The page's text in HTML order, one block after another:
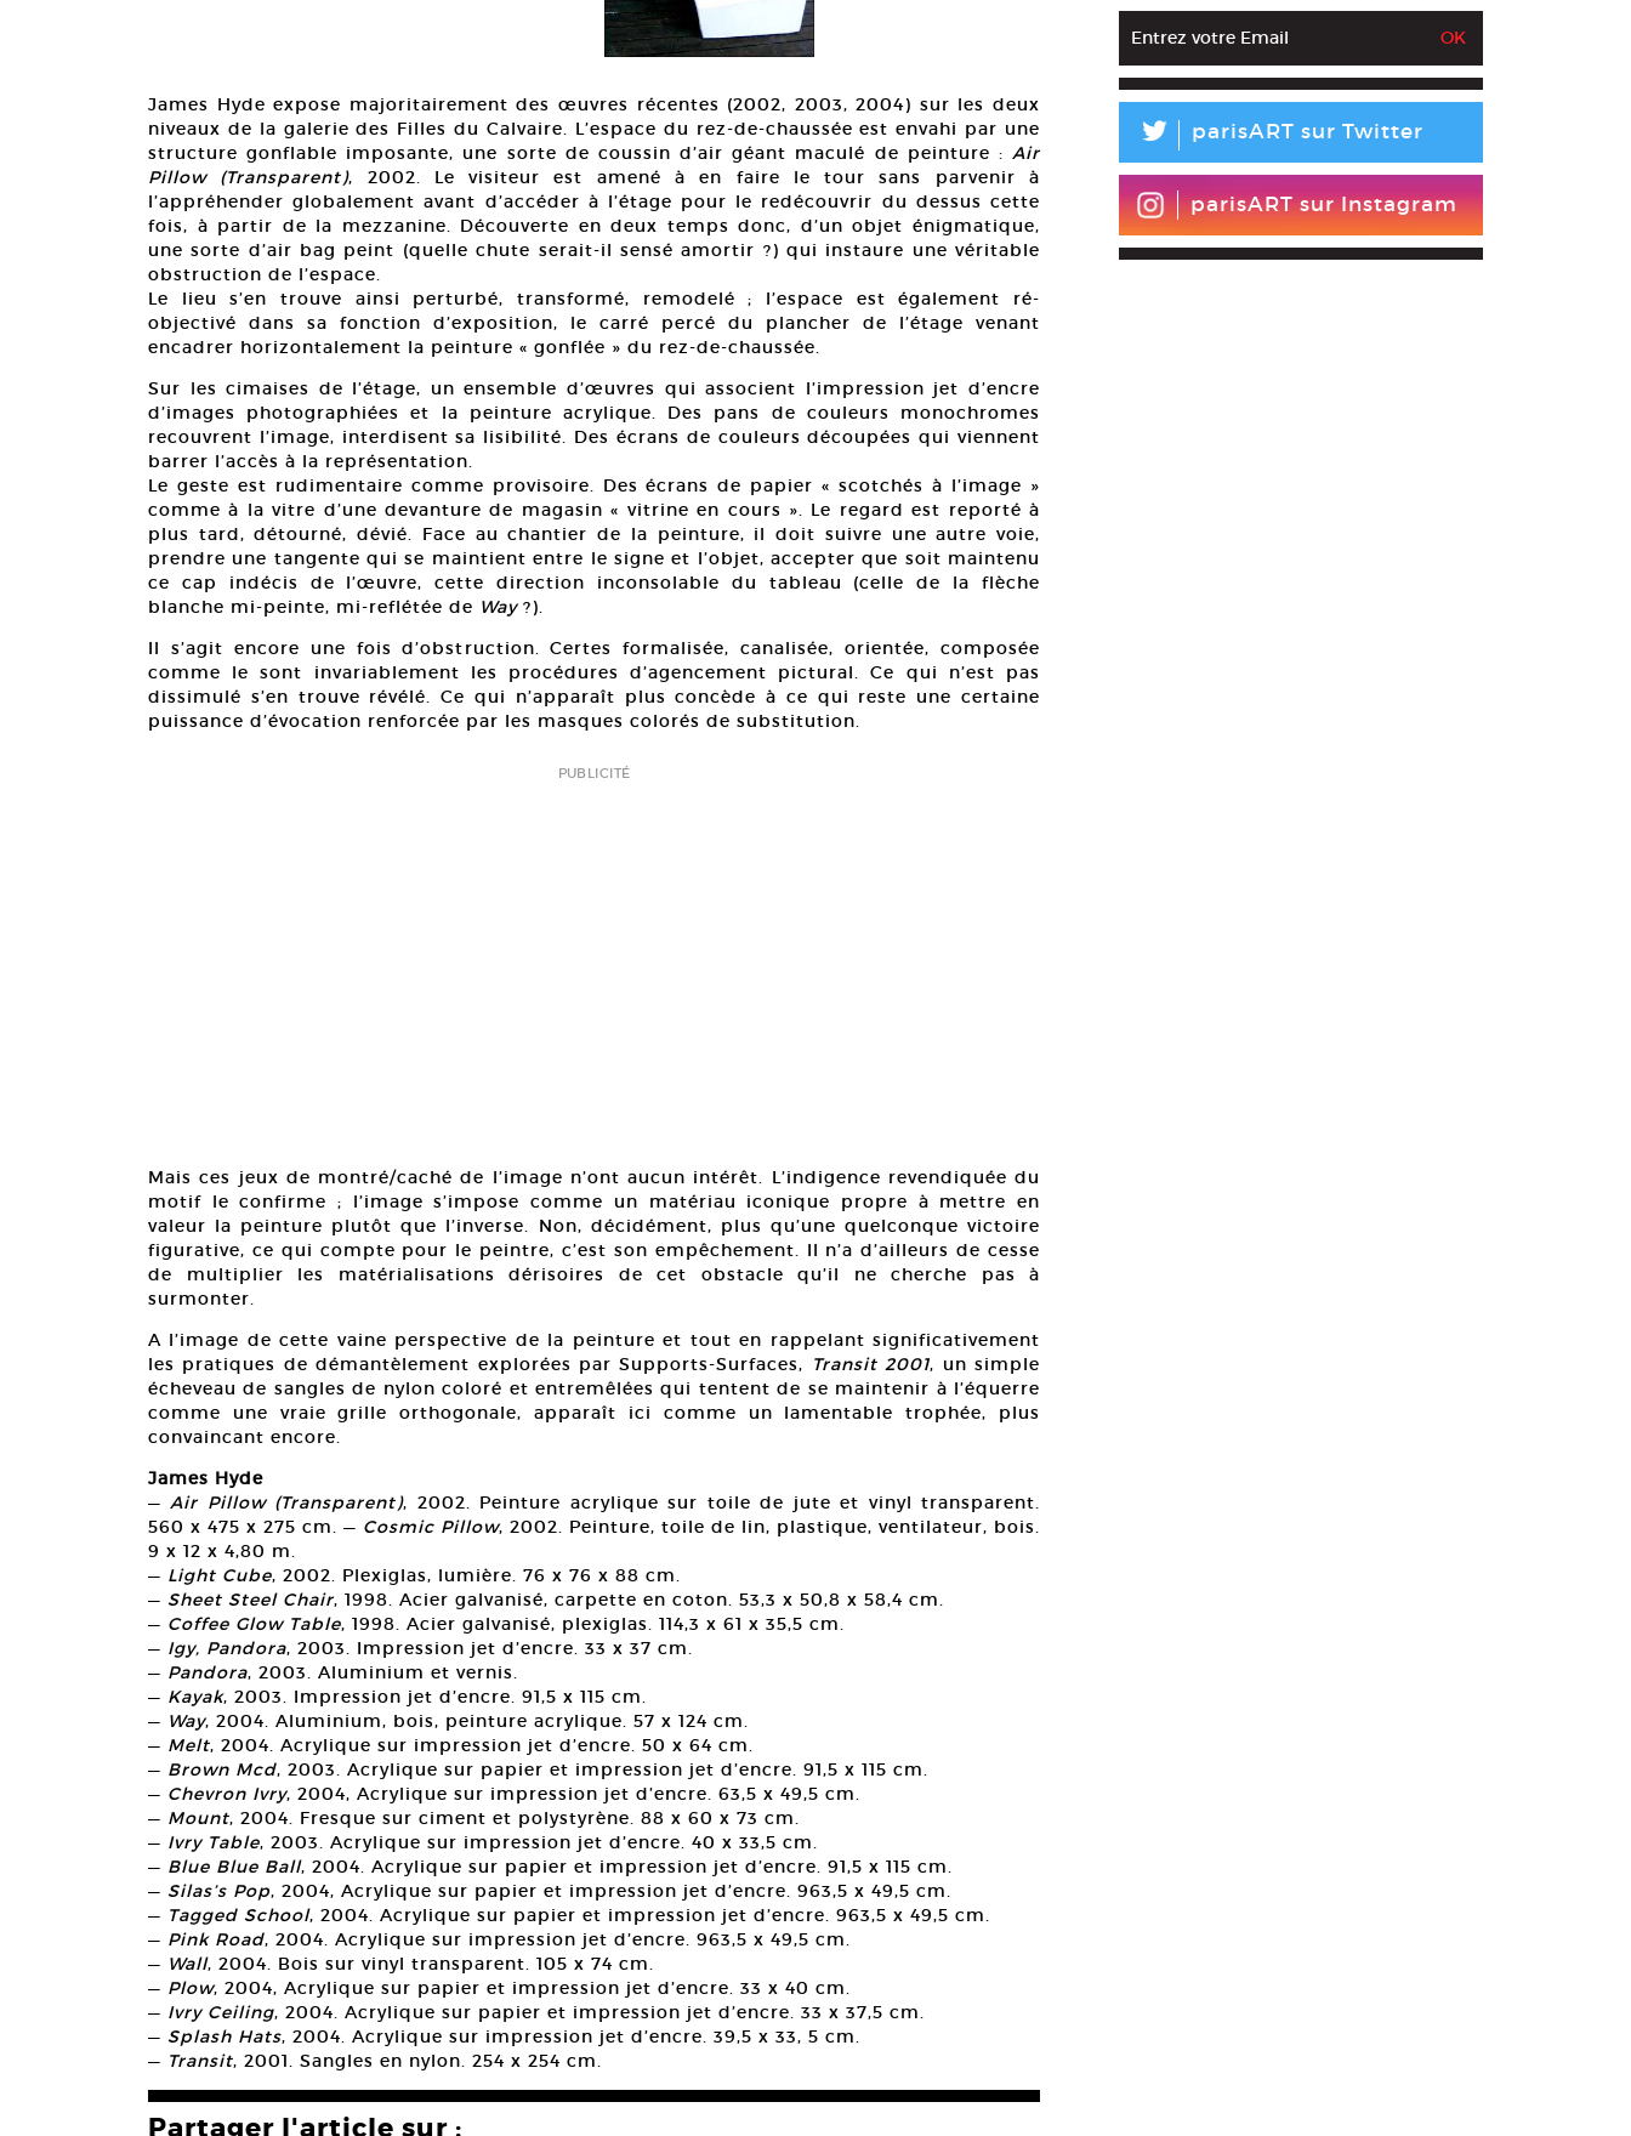
James Hyde expose majoritairement des œuvres récentes (2002, 2003, 2004) sur les deux
niveaux de la galerie des Filles du Calvaire. L’espace du rez-de-chaussée est envahi par une
structure gonflable imposante, une sorte de coussin d’air géant maculé de peinture : Air
Pillow (Transparent), 2002. Le visiteur est amené à en faire le tour sans parvenir à
l’appréhender globalement avant d’accéder à l’étage pour le redécouvrir du dessus cette
fois, à partir de la mezzanine. Découverte en deux temps donc, d’un objet énigmatique,
une sorte d’air bag peint (quelle chute serait-il sensé amortir ?) qui instaure une véritable
obstruction de l’espace.
Le lieu s’en trouve ainsi perturbé, transformé, remodelé ; l’espace est également ré-
objectivé dans sa fonction d’exposition, le carré percé du plancher de l’étage venant
encadrer horizontalement la peinture « gonflée » du rez-de-chaussée.
Sur les cimaises de l’étage, un ensemble d’œuvres qui associent l’impression jet d’encre
d’images photographiées et la peinture acrylique. Des pans de couleurs monochromes
recouvrent l’image, interdisent sa lisibilité. Des écrans de couleurs découpées qui viennent
barrer l’accès à la représentation.
Le geste est rudimentaire comme provisoire. Des écrans de papier « scotchés à l’image »
comme à la vitre d’une devanture de magasin « vitrine en cours ». Le regard est reporté à
plus tard, détourné, dévié. Face au chantier de la peinture, il doit suivre une autre voie,
prendre une tangente qui se maintient entre le signe et l’objet, accepter que soit maintenu
ce cap indécis de l’œuvre, cette direction inconsolable du tableau (celle de la flèche
blanche mi-peinte, mi-reflétée de Way?).
Il s’agit encore une fois d’obstruction. Certes formalisée, canalisée, orientée, composée
comme le sont invariablement les procédures d’agencement pictural. Ce qui n’est pas
dissimulé s’en trouve révélé. Ce qui n’apparaît plus concède à ce qui reste une certaine
puissance d’évocation renforcée par les masques colorés de substitution.
PUBLICITÉ
Mais ces jeux de montré/caché de l’image n’ont aucun intérêt. L’indigence revendiquée du
motif le confirme ; l’image s’impose comme un matériau iconique propre à mettre en
valeur la peinture plutôt que l’inverse. Non, décidément, plus qu’une quelconque victoire
figurative, ce qui compte pour le peintre, c’est son empêchement. Il n’a d’ailleurs de cesse
de multiplier les matérialisations dérisoires de cet obstacle qu’il ne cherche pas à
surmonter.
A l’image de cette vaine perspective de la peinture et tout en rappelant significativement
les pratiques de démantèlement explorées par Supports-Surfaces, Transit 2001, un simple
écheveau de sangles de nylon coloré et entremêlées qui tentent de se maintenir à l’équerre
comme une vraie grille orthogonale, apparaît ici comme un lamentable trophée, plus
convaincant encore.
James Hyde
— Air Pillow (Transparent), 2002. Peinture acrylique sur toile de jute et vinyl transparent.
560 x 475 x 275 cm. — Cosmic Pillow, 2002. Peinture, toile de lin, plastique, ventilateur, bois.
9 x 12 x 4,80 m.
— Light Cube, 2002. Plexiglas, lumière. 76 x 76 x 88 cm.
— Sheet Steel Chair, 1998. Acier galvanisé, carpette en coton. 53,3 x 50,8 x 58,4 cm.
— Coffee Glow Table, 1998. Acier galvanisé, plexiglas. 114,3 x 61 x 35,5 cm.
— Igy, Pandora, 2003. Impression jet d’encre. 33 x 37 cm.
— Pandora, 2003. Aluminium et vernis.
— Kayak, 2003. Impression jet d’encre. 91,5 x 115 cm.
— Way, 2004. Aluminium, bois, peinture acrylique. 57 x 124 cm.
— Melt, 2004. Acrylique sur impression jet d’encre. 50 x 64 cm.
— Brown Mcd, 2003. Acrylique sur papier et impression jet d’encre. 91,5 x 115 cm.
— Chevron Ivry, 2004, Acrylique sur impression jet d’encre. 63,5 x 49,5 cm.
— Mount, 2004. Fresque sur ciment et polystyrène. 88 x 60 x 73 cm.
— Ivry Table, 2003. Acrylique sur impression jet d’encre. 40 x 33,5 cm.
— Blue Blue Ball, 2004. Acrylique sur papier et impression jet d’encre. 91,5 x 115 cm.
— Silas’s Pop, 2004, Acrylique sur papier et impression jet d’encre. 963,5 x 49,5 cm.
— Tagged School, 2004. Acrylique sur papier et impression jet d’encre. 963,5 x 49,5 cm.
— Pink Road, 2004. Acrylique sur impression jet d’encre. 963,5 x 49,5 cm.
— Wall, 2004. Bois sur vinyl transparent. 105 x 74 cm.
— Plow, 2004, Acrylique sur papier et impression jet d’encre. 33 x 40 cm.
— Ivry Ceiling, 2004. Acrylique sur papier et impression jet d’encre. 33 x 37,5 cm.
— Splash Hats, 2004. Acrylique sur impression jet d’encre. 39,5 x 33, 5 cm.
— Transit, 2001. Sangles en nylon. 254 x 254 cm.
Partager l'article sur :
L parisART sur Twitter
parisART sur Instagram